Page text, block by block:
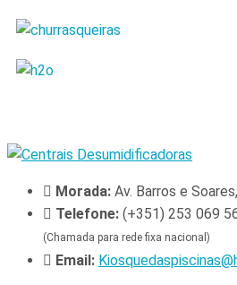
Morada: Av. Barros e
Telefone: (+351) 253 069
(Chamada para rede fixa nacional)
Email: